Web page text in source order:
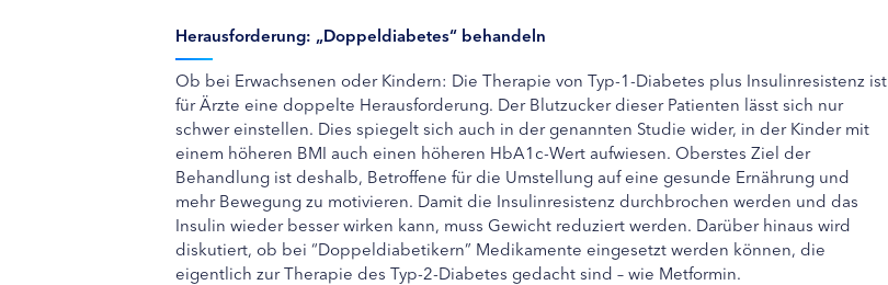
Herausforderung: „Doppeldiabetes“ behandeln
Ob bei Erwachsenen oder Kindern: Die Therapie von Typ-1-Diabetes plus Insulinresistenz ist
für Ärzte eine doppelte Herausforderung. Der Blutzucker dieser Patienten lässt sich nur
schwer einstellen. Dies spiegelt sich auch in der genannten Studie wider, in der Kinder mit
einem höheren BMI auch einen höheren HbA1c-Wert aufwiesen. Oberstes Ziel der
Behandlung ist deshalb, Betroffene für die Umstellung auf eine gesunde Ernährung und
mehr Bewegung zu motivieren. Damit die Insulinresistenz durchbrochen werden und das
Insulin wieder besser wirken kann, muss Gewicht reduziert werden. Darüber hinaus wird
diskutiert, ob bei “Doppeldiabetikern” Medikamente eingesetzt werden können, die
eigentlich zur Therapie des Typ-2-Diabetes gedacht sind – wie Metformin.